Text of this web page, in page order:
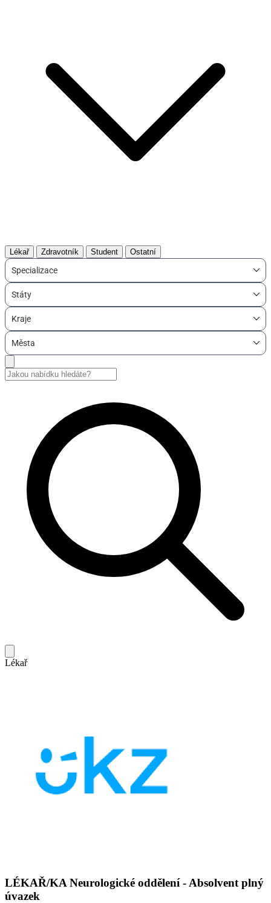
Lékař Zdravotník Student Ostatní
Specializace
Státy
Kraje
Města
Lékař
LÉKAŘ/KA Neurologické oddělení - Absolvent plný
úvazek